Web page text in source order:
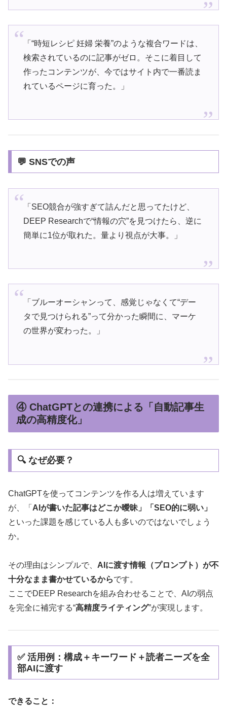
「“時短レシピ 妊婦 栄養”のような複合ワードは、
検索されているのに記事がゼロ。そこに着目して
作ったコンテンツが、今ではサイト内で一番読ま
れているページに育った。」
💬 SNSでの声
「SEO競合が強すぎて詰んだと思ってたけど、
DEEP Researchで“情報の穴”を見つけたら、逆に
簡単に1位が取れた。量より視点が大事。」
「ブルーオーシャンって、感覚じゃなくて“デー
タで見つけられる”って分かった瞬間に、マーケ
の世界が変わった。」
④ ChatGPTとの連携による「自動記事生
成の高精度化」
🔍 なぜ必要？
ChatGPTを使ってコンテンツを作る人は増えています
が、「 AIが書いた記事はどこか曖昧」「SEO的に弱い」
といった課題を感じている人も多いのではないでしょう
か。
その理由はシンプルで、 AIに渡す情報（プロンプト）が不
十分なまま書かせているからです。
ここでDEEP Researchを組み合わせることで、AIの弱点
を完全に補完する“高精度ライティング”が実現します。
✅ 活用例：構成＋キーワード＋読者ニーズを全
部AIに渡す
できること：